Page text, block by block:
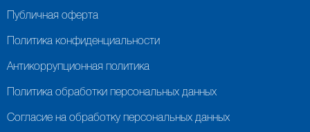
Публичная оферта
Политика конфиденциальности
Антикоррупционная политика
Политика обработки персональных данных
Согласие на обработку персональных данных